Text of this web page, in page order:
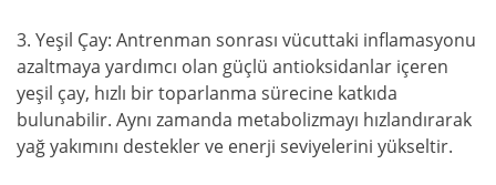
3. Yeşil Çay: Antrenman sonrası vücuttaki inflamasyonu
azaltmaya yardımcı olan güçlü antioksidanlar içeren
yeşil çay, hızlı bir toparlanma sürecine katkıda
bulunabilir. Aynı zamanda metabolizmayı hızlandırarak
yağ yakımını destekler ve enerji seviyelerini yükseltir.